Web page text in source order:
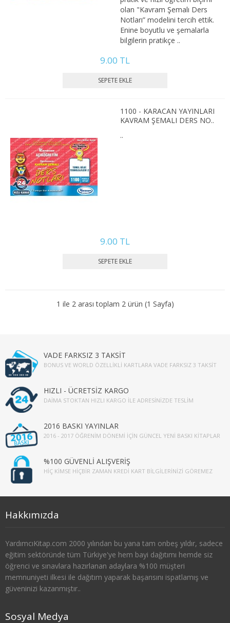
3. SINIF 5. YARIYIL İKTİSAT
3. SINIF 6. YARIYIL İKTİSAT
KAMU YÖNETİMİ
1. SINIF 1. YARIYIL KAMU
1. SINIF 2. YARIYIL KAMU
2. SINIF 4. YARIYIL KAMU
3. SINIF 5. YARIYIL KAMU
4. SINIF 7. YARIYIL KAMU
MALİYE
1. SINIF 2. YARIYIL MALİYE
2. SINIF 3. YARIYIL MALİYE
3. SINIF 5. YARIYIL MALİYE
3. SINIF 6. YARIYIL MALİYE
4. SINIF 7. YARIYIL MALİYE
4. SINIF 8. YARIYIL MALİYE
ÇALIŞMA EKO. VE END. İLİŞ.
1. SINIF 1. YARIYIL ÇEKO
1. SINIF 2. YARIYIL ÇEKO
olan "Kavram Şemalı Ders
Notları” modelini tercih ettik.
Enine boyutlu ve şemalarla
bilgilerin pratikçe ..
9.00 TL
1100 - KARACAN YAYINLARI
KAVRAM ŞEMALI DERS NO..
..
9.00 TL
1 ile 2 arası toplam 2 ürün (1 Sayfa)
VADE FARKSIZ 3 TAKSİT
BONUS VE WORLD ÖZELLIKLI KARTLARA VADE FARKSIZ 3 TAKSIT
HIZLI - ÜCRETSİZ KARGO
DAIMA STOKTAN HIZLI KARGO İLE ADRESINIZDE TESLIM
2016 BASKI YAYINLAR
2016 - 2017 ÖĞRENIM DÖNEMI İÇIN GÜNCEL YENI BASKI KITAPLAR
%100 GÜVENLİ ALIŞVERİŞ
HIÇ KIMSE HIÇBIR ZAMAN KREDI KART BILGILERINIZI GÖREMEZ
Hakkımızda
YardımcıKitap.com 2000 yılından bu yana tam onbeş yıldır, sadece
eğitim sektöründe tüm Türkiye'ye hem bayi dağıtımı hemde siz
öğrenci ve sınavlara hazırlanan adaylara %100 müşteri
memnuniyeti ilkesi ile dağıtım yaparak başarısını ispatlamış ve
güveninizi kazanmıştır..
Sosyal Medya